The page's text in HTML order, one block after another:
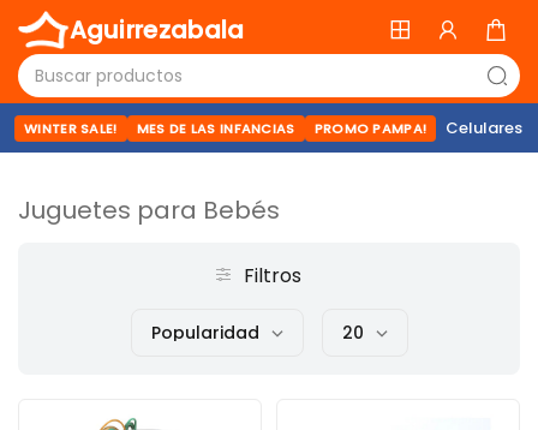
Aguirrezabala
WINTER SALE! MES DE LAS INFANCIAS PROMO PAMPA! Celulares
Juguetes para Bebés
Filtros
Popularidad 20